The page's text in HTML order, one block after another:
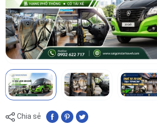
Chia sẻ